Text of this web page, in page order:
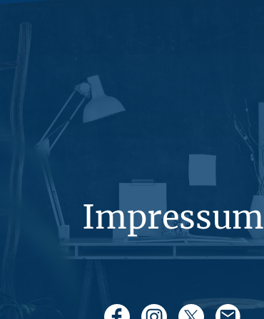
Impressum